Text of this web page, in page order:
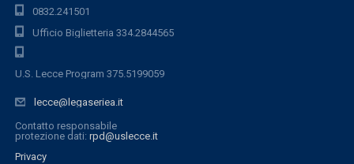
0832.241501
Ufficio Biglietteria 334.2844565
U.S. Lecce Program 375.5199059
lecce@legaseriea.it
Contatto responsabile
protezione dati: rpd@uslecce.it
Privacy